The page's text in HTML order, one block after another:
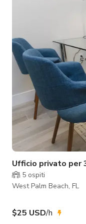
calorosamente dal
aggiungendo un
comfort, stile e
elevare le tue inter
Ufficio privato per
5 ospiti
West Palm Beach, FL
$25 USD/h